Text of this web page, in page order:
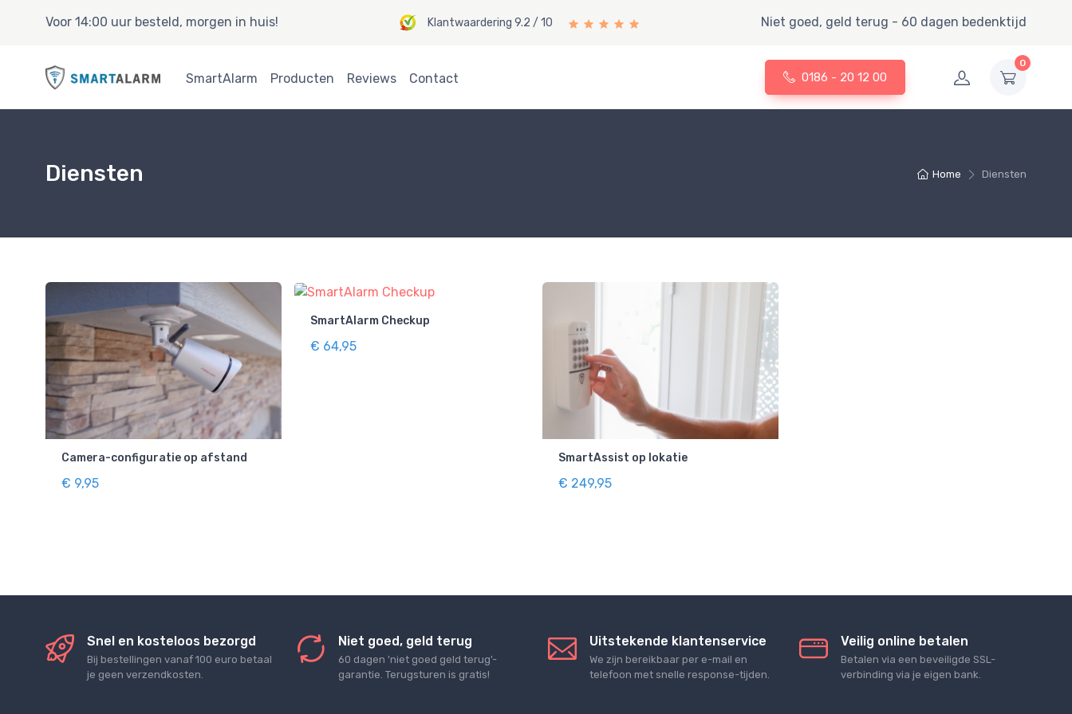
Voor 14:00 uur besteld, morgen in huis! Klantwaardering 9.2 / 10 Niet goed, geld terug - 60 dagen bedenktijd
0
SmartAlarm Producten Reviews Contact 0186 - 20 12 00
Home Diensten
Diensten
Camera-configuratie op afstand
€ 9,95
SmartAlarm Checkup
€ 64,95
SmartAssist op lokatie
€ 249,95
Snel en kosteloos bezorgd
Bij bestellingen vanaf 100 euro betaal
je geen verzendkosten.
Niet goed, geld terug
60 dagen 'niet goed geld terug'-
garantie. Terugsturen is gratis!
Uitstekende klantenservice
We zijn bereikbaar per e-mail en
telefoon met snelle response-tijden.
Veilig online betalen
Betalen via een beveiligde SSL-
verbinding via je eigen bank.